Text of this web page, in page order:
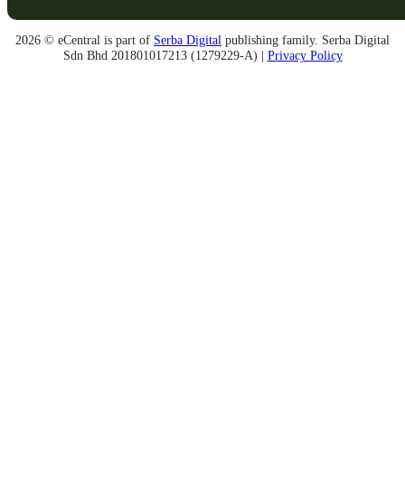
2026 © eCentral is part of Serba Digital publishing family. Serba Digital
Sdn Bhd 201801017213 (1279229-A) | Privacy Policy